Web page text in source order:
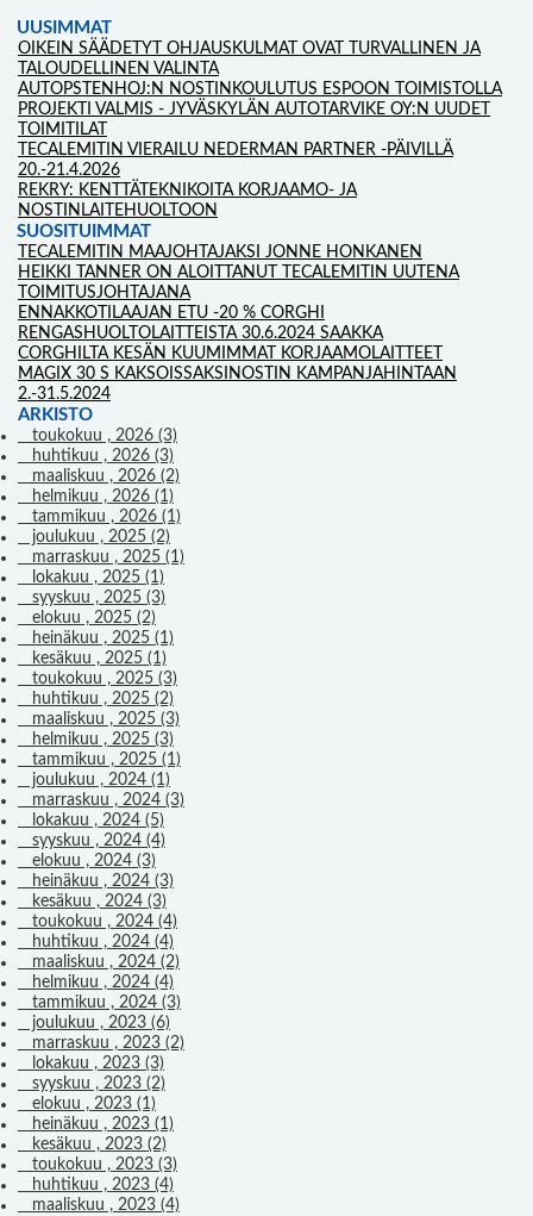
UUSIMMAT
OIKEIN SÄÄDETYT OHJAUSKULMAT OVAT TURVALLINEN JA
TALOUDELLINEN VALINTA
AUTOPSTENHOJ:N NOSTINKOULUTUS ESPOON TOIMISTOLLA
PROJEKTI VALMIS - JYVÄSKYLÄN AUTOTARVIKE OY:N UUDET
TOIMITILAT
TECALEMITIN VIERAILU NEDERMAN PARTNER -PÄIVILLÄ
20.-21.4.2026
REKRY: KENTTÄTEKNIKOITA KORJAAMO- JA
NOSTINLAITEHUOLTOON
SUOSITUIMMAT
TECALEMITIN MAAJOHTAJAKSI JONNE HONKANEN
HEIKKI TANNER ON ALOITTANUT TECALEMITIN UUTENA
TOIMITUSJOHTAJANA
ENNAKKOTILAAJAN ETU -20 % CORGHI
RENGASHUOLTOLAITTEISTA 30.6.2024 SAAKKA
CORGHILTA KESÄN KUUMIMMAT KORJAAMOLAITTEET
MAGIX 30 S KAKSOISSAKSINOSTIN KAMPANJAHINTAAN
2.-31.5.2024
ARKISTO
toukokuu , 2026 (3)
huhtikuu , 2026 (3)
maaliskuu , 2026 (2)
helmikuu , 2026 (1)
tammikuu , 2026 (1)
joulukuu , 2025 (2)
marraskuu , 2025 (1)
lokakuu , 2025 (1)
syyskuu , 2025 (3)
elokuu , 2025 (2)
heinäkuu , 2025 (1)
kesäkuu , 2025 (1)
toukokuu , 2025 (3)
huhtikuu , 2025 (2)
maaliskuu , 2025 (3)
helmikuu , 2025 (3)
tammikuu , 2025 (1)
joulukuu , 2024 (1)
marraskuu , 2024 (3)
lokakuu , 2024 (5)
syyskuu , 2024 (4)
elokuu , 2024 (3)
heinäkuu , 2024 (3)
kesäkuu , 2024 (3)
toukokuu , 2024 (4)
huhtikuu , 2024 (4)
maaliskuu , 2024 (2)
helmikuu , 2024 (4)
tammikuu , 2024 (3)
joulukuu , 2023 (6)
marraskuu , 2023 (2)
lokakuu , 2023 (3)
syyskuu , 2023 (2)
elokuu , 2023 (1)
heinäkuu , 2023 (1)
kesäkuu , 2023 (2)
toukokuu , 2023 (3)
huhtikuu , 2023 (4)
maaliskuu , 2023 (4)